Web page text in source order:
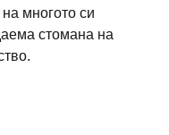
многото си
стомана на